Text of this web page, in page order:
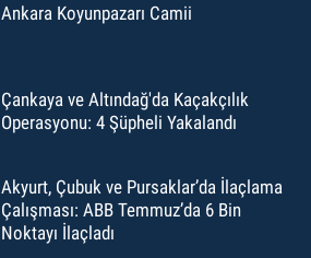
Ankara Koyunpazarı Camii
Çankaya ve Altındağ'da Kaçakçılık
Operasyonu: 4 Şüpheli Yakalandı
Akyurt, Çubuk ve Pursaklar’da İlaçlama
Çalışması: ABB Temmuz’da 6 Bin
Noktayı İlaçladı